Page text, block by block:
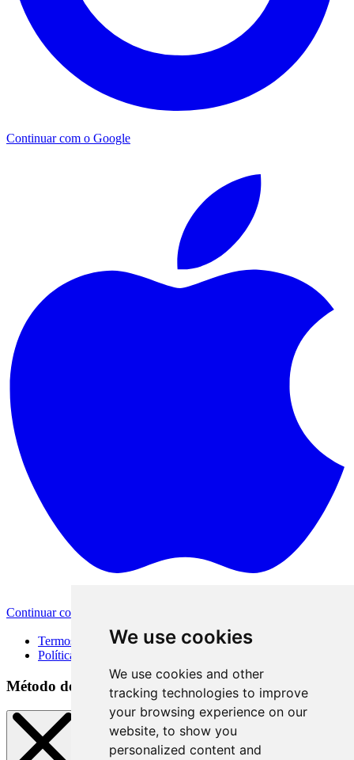
We use cookies
We use cookies and other
tracking technologies to improve
your browsing experience on our
website, to show you
personalized content and
Continuar com o Google
Continuar com a Apple
Termos de Uso
Política de Privacidade
Método de acesso